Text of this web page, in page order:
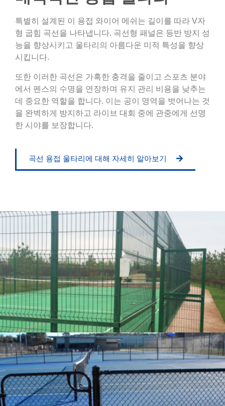
특별히 설계된 이 용접 와이어 메쉬는 길이를 따라 V자
형 굽힘 곡선을 나타냅니다. 곡선형 패널은 등반 방지 성
능을 향상시키고 울타리의 아름다운 미적 특성을 향상
시킵니다.
또한 이러한 곡선은 가혹한 충격을 줄이고 스포츠 분야
에서 펜스의 수명을 연장하며 유지 관리 비용을 낮추는
데 중요한 역할을 합니다. 이는 공이 영역을 벗어나는 것
을 완벽하게 방지하고 라이브 대회 중에 관중에게 선명
한 시야를 보장합니다.
곡선 용접 울타리에 대해 자세히 알아보기